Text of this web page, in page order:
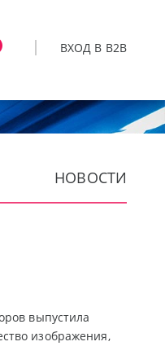
ВХОД В B2B
НОВОСТИ
выпустила
изображения,